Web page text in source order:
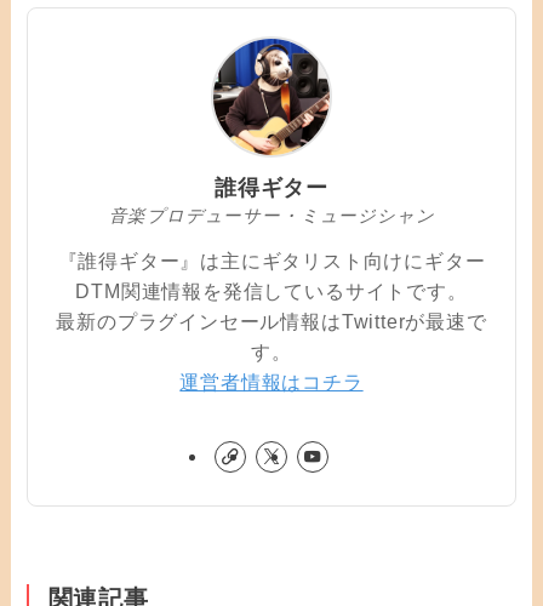
誰得ギター
音楽プロデューサー・ミュージシャン
『誰得ギター』は主にギタリスト向けにギター
DTM関連情報を発信しているサイトです。
最新のプラグインセール情報はTwitterが最速で
す。
運営者情報はコチラ
関連記事